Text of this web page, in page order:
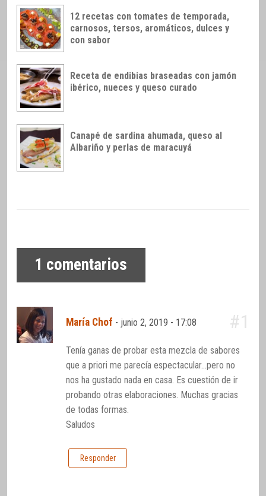
12 recetas con tomates de temporada,
carnosos, tersos, aromáticos, dulces y
con sabor
Receta de endibias braseadas con jamón
ibérico, nueces y queso curado
Canapé de sardina ahumada, queso al
Albariño y perlas de maracuyá
1 comentarios
María Chof - junio 2, 2019 - 17:08 #1
Tenía ganas de probar esta mezcla de sabores
que a priori me parecía espectacular…pero no
nos ha gustado nada en casa. Es cuestión de ir
probando otras elaboraciones. Muchas gracias
de todas formas.
Saludos
Responder